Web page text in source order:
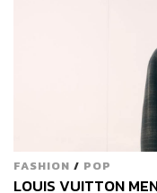
แห่งแรกของ Uniqlo
ด้วย ซึ่ง “โมเดลนี้ได้
สำหรับประเทศไทยนั้
เข้ามา แต่ตอนนี้เรา
โมเดลอื่นเราก็อยากที่จ
‘ออนไลน์’ ก็เป็นอีกสิ่
ขึ้น โดยนอกจากการป
ล่าสุดยังได้มีการตั้งป๊อ
FASHION / POP
LOUIS VUITTON